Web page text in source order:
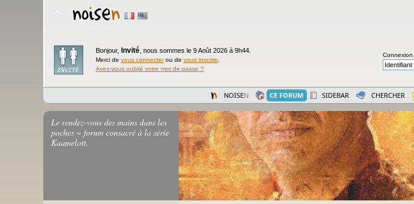
Bonjour, Invité nous sommes le 9 Août 2026 à 9h44.
Merci de vous connecterou de vous inscrire
Avez-vous oublié votre mot de passe ?
NOISEN CE FORUM SIDEBAR CHERCHER
Le rendez-vous des mains dans les
poches ~ forum consacré à la série
Kaamelott.